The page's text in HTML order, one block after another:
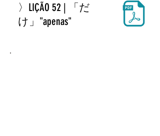
〉LIÇÃO 52 | 「だ
け」"apenas"